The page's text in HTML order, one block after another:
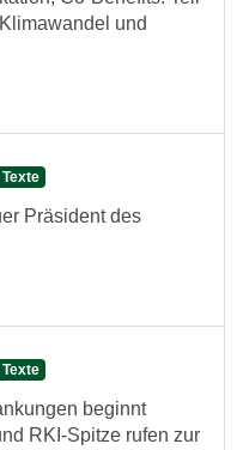
und
Präsident des
beginnt
RKI-Spitze rufen zur